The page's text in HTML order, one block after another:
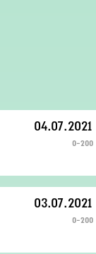
04.07.2021
0-200
03.07.2021
0-200